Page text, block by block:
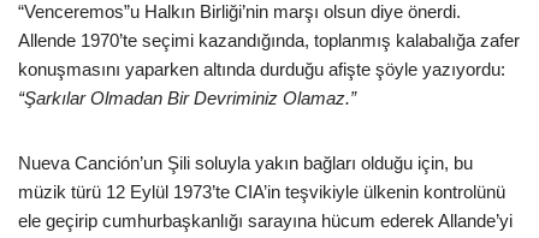
“Venceremos”u Halkın Birliği’nin marşı olsun diye önerdi.
Allende 1970’te seçimi kazandığında, toplanmış kalabalığa zafer
konuşmasını yaparken altında durduğu afişte şöyle yazıyordu:
“Şarkılar Olmadan Bir Devriminiz Olamaz.”
Nueva Canción’un Şili soluyla yakın bağları olduğu için, bu
müzik türü 12 Eylül 1973’te CIA’in teşvikiyle ülkenin kontrolünü
ele geçirip cumhurbaşkanlığı sarayına hücum ederek Allande’yi